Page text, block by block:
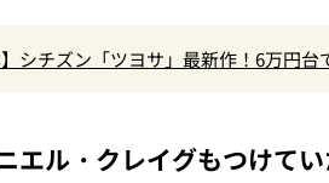
】シチズン「ツヨサ」最新作！6万円
エル・クレイグもつけて